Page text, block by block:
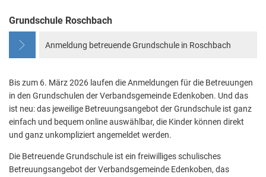
Grundschule Roschbach
Anmeldung betreuende Grundschule in Roschbach
Bis zum 6. März 2026 laufen die Anmeldungen für die Betreuungen
in den Grundschulen der Verbandsgemeinde Edenkoben. Und das
ist neu: das jeweilige Betreuungsangebot der Grundschule ist ganz
einfach und bequem online auswählbar, die Kinder können direkt
und ganz unkompliziert angemeldet werden.
Die Betreuende Grundschule ist ein freiwilliges schulisches
Betreuungsangebot der Verbandsgemeinde Edenkoben, das